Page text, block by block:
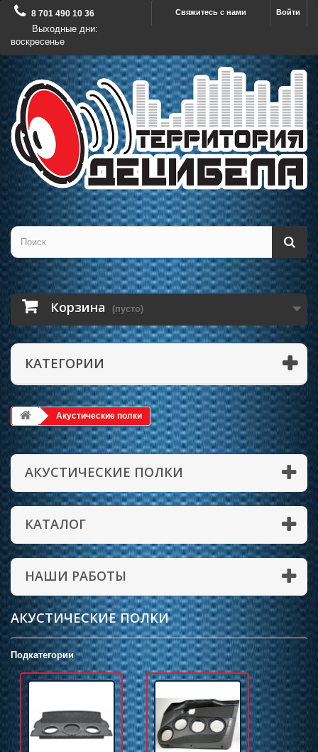
Войти
Свяжитесь с нами
8 701 490 10 36
Выходные дни:
воскресенье
Корзина (пусто)
КАТЕГОРИИ
Акустические полки
АКУСТИЧЕСКИЕ ПОЛКИ
КАТАЛОГ
НАШИ РАБОТЫ
АКУСТИЧЕСКИЕ ПОЛКИ
Подкатегории